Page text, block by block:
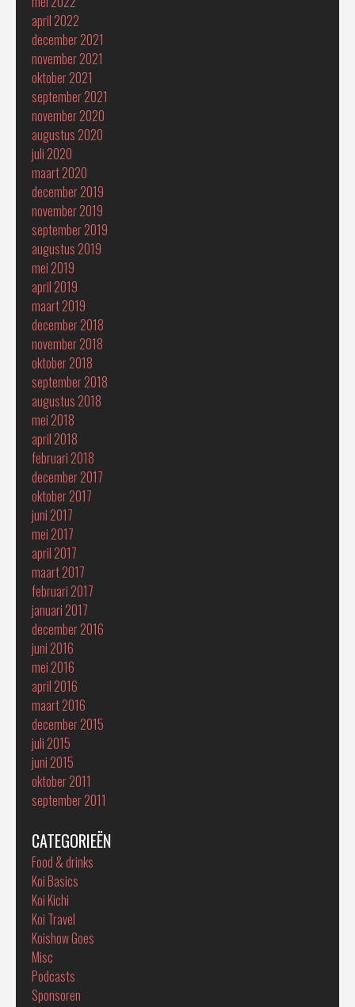
april 2022
december 2021
november 2021
oktober 2021
september 2021
november 2020
augustus 2020
juli 2020
maart 2020
december 2019
november 2019
september 2019
augustus 2019
mei 2019
april 2019
maart 2019
december 2018
november 2018
oktober 2018
september 2018
augustus 2018
mei 2018
april 2018
februari 2018
december 2017
oktober 2017
juni 2017
mei 2017
april 2017
maart 2017
februari 2017
januari 2017
december 2016
juni 2016
mei 2016
april 2016
maart 2016
december 2015
juli 2015
juni 2015
oktober 2011
september 2011
CATEGORIEËN
Food & drinks
Koi Basics
Koi Kichi
Koi Travel
Koishow Goes
Misc
Podcasts
Sponsoren